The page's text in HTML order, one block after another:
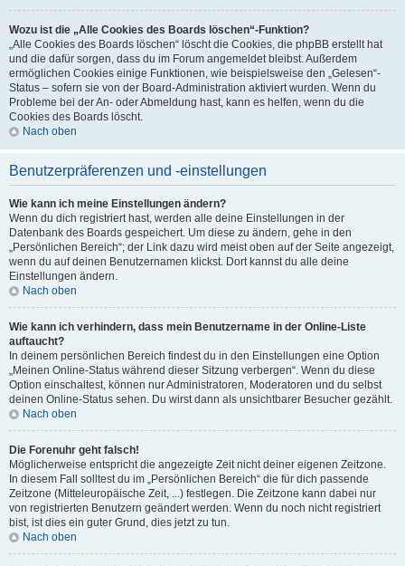
Wozu ist die „Alle Cookies des Boards löschen“-Funktion?
„Alle Cookies des Boards löschen“ löscht die Cookies, die phpBB erstellt hat
und die dafür sorgen, dass du im Forum angemeldet bleibst. Außerdem
ermöglichen Cookies einige Funktionen, wie beispielsweise den „Gelesen“-
Status – sofern sie von der Board-Administration aktiviert wurden. Wenn du
Probleme bei der An- oder Abmeldung hast, kann es helfen, wenn du die
Cookies des Boards löscht.
Nach oben
Benutzerpräferenzen und -einstellungen
Wie kann ich meine Einstellungen ändern?
Wenn du dich registriert hast, werden alle deine Einstellungen in der
Datenbank des Boards gespeichert. Um diese zu ändern, gehe in den
„Persönlichen Bereich“; der Link dazu wird meist oben auf der Seite angezeigt,
wenn du auf deinen Benutzernamen klickst. Dort kannst du alle deine
Einstellungen ändern.
Nach oben
Wie kann ich verhindern, dass mein Benutzername in der Online-Liste
auftaucht?
In deinem persönlichen Bereich findest du in den Einstellungen eine Option
„Meinen Online-Status während dieser Sitzung verbergen“. Wenn du diese
Option einschaltest, können nur Administratoren, Moderatoren und du selbst
deinen Online-Status sehen. Du wirst dann als unsichtbarer Besucher gezählt.
Nach oben
Die Forenuhr geht falsch!
Möglicherweise entspricht die angezeigte Zeit nicht deiner eigenen Zeitzone.
In diesem Fall solltest du im „Persönlichen Bereich“ die für dich passende
Zeitzone (Mitteleuropäische Zeit, ...) festlegen. Die Zeitzone kann dabei nur
von registrierten Benutzern geändert werden. Wenn du noch nicht registriert
bist, ist dies ein guter Grund, dies jetzt zu tun.
Nach oben